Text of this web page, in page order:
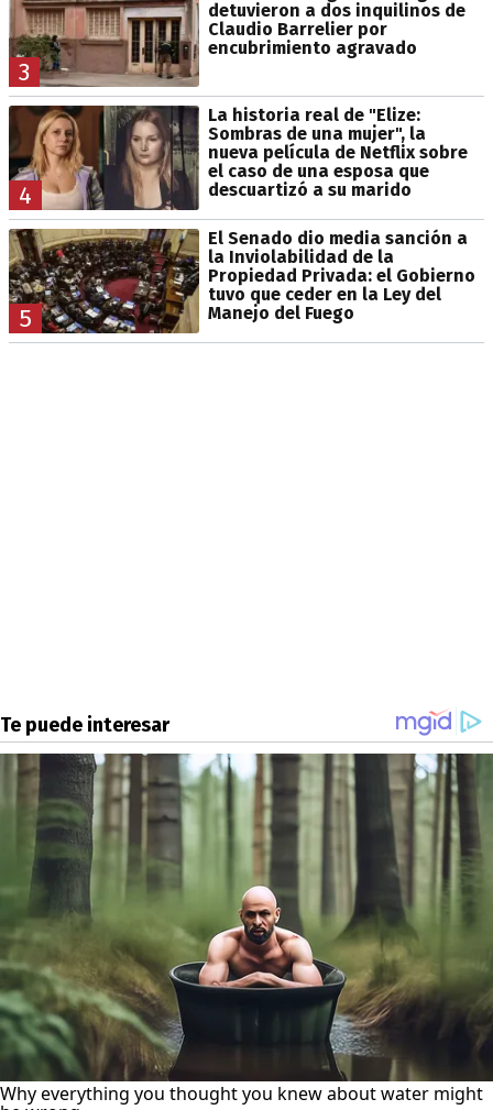
3
detuvieron a dos inquilinos de
Claudio Barrelier por
encubrimiento agravado
4
La historia real de "Elize:
Sombras de una mujer", la
nueva película de Netflix sobre
el caso de una esposa que
descuartizó a su marido
5
El Senado dio media sanción a
la Inviolabilidad de la
Propiedad Privada: el Gobierno
tuvo que ceder en la Ley del
Manejo del Fuego